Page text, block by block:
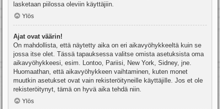
lasketaan piilossa oleviin käyttäjiin.
Ylös
Ajat ovat väärin!
On mahdollista, että näytetty aika on eri aikavyöhykkeeltä kuin se
jossa itse olet. Tässä tapauksessa valitse omista asetuksista oma
aikavyöhykkeesi, esim. Lontoo, Pariisi, New York, Sidney, jne.
Huomaathan, että aikavyöhykkeen vaihtaminen, kuten monet
muutkin asetukset ovat vain rekisteröityneille käyttäjille. Jos et ole
rekisteröitynyt, tämä on hyvä aika tehdä niin.
Ylös